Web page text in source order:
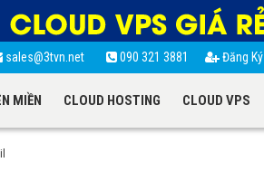
sales@3tvn.net 090 321 3881 Đăng Ký
MIỀN CLOUD HOSTING CLOUD VPS